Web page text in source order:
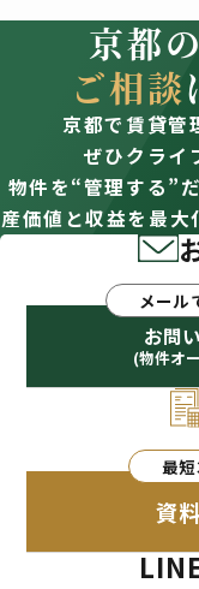
京都の
ご相談
京都で賃貸管
ぜひクライ
物件を“管理する”
産価値と収益を最大
メール
お問
(物件オ
最
資